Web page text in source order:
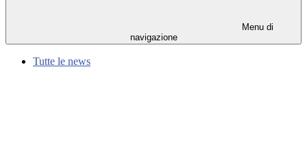
Menu di
navigazione
Tutte le news